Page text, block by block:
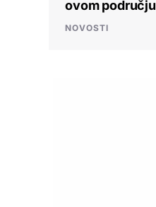
ovom području
NOVOSTI